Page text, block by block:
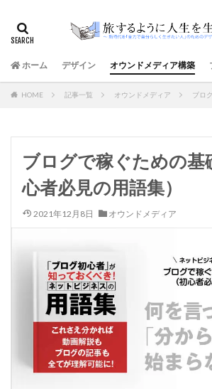
ホーム デザイン オウンドメディア構築
HOME 記事一覧 オウンドメディア ブロ
ブログで稼ぐための基
心者必見の用語集）
2021年12月8日 オウンドメディア